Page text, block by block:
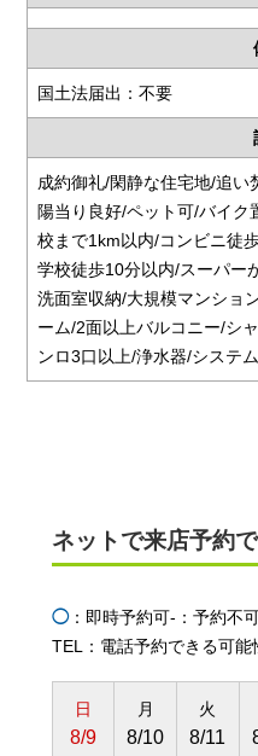
国土法届出：不要
成約御礼/閑静な住宅地/追
陽当り良好/ペット可/バイク
校まで1km以内/コンビニ徒
学校徒歩10分以内/スーパー
洗面室収納/大規模マンショ
ーム/2面以上バルコニー/シ
ンロ3口以上/浄水器/システ
ネットで来店予約
◯：即時予約可-：予約不
TEL：電話予約できる可能
日
8/9
月
8/10
火
8/11